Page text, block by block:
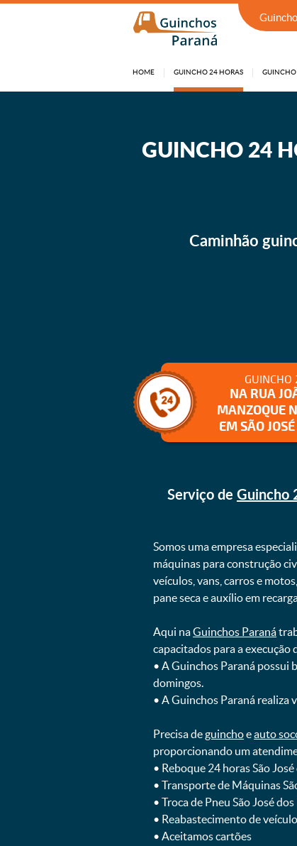
HOME GUINCHO 24 HORAS GUINCHO
GUINCHO 24
Caminhão
GUINCHO
NA RUA
MANZOQUE
EM SÃO
Serviço de Guincho
Somos uma empresa
máquinas para construção
veículos, vans, carros e
pane seca e auxílio em recarga
Aqui naGuinchos Paraná
capacitados para a
ㅤㅤ• A Guinchos Paraná
domingos.
ㅤㅤ• A Guinchos Paraná
Precisa deguinchoeauto
proporcionando um
ㅤㅤ• Reboque 24 horas São
ㅤㅤ• Transporte de
ㅤㅤ• Troca de Pneu São
ㅤㅤ• Reabastecimento de
ㅤㅤ• Aceitamos cartões